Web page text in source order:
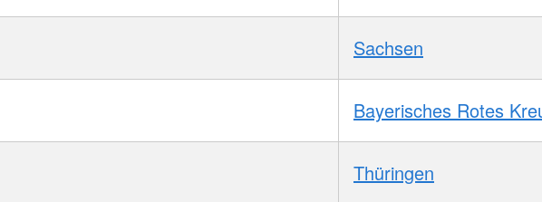
Sachsen
Bayerisches Rotes
Thüringen